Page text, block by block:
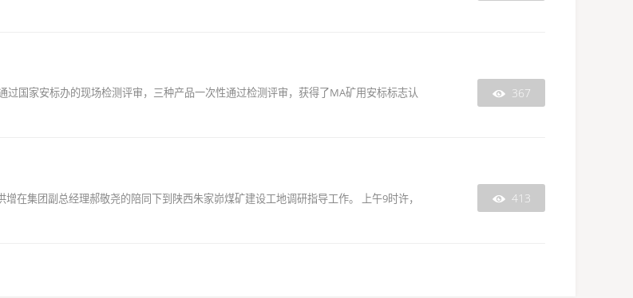
国家安标办的现场检测评审，三种产品一次性通过检测评审，获得了MA矿用安标标志认
 367
在集团副总经理郝敬尧的陪同下到陕西朱家峁煤矿建设工地调研指导工作。 上午9时许，
 413